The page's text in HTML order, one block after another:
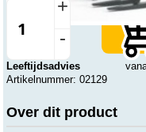
+
-
Leeftijdsadvies
Artikelnummer: 02129
Over dit product